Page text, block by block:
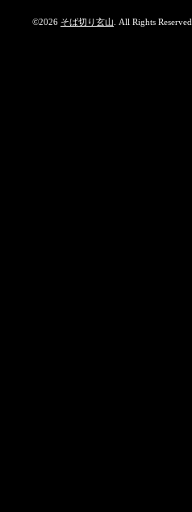
©2026 そば切り玄山 . All Rights Reserved.